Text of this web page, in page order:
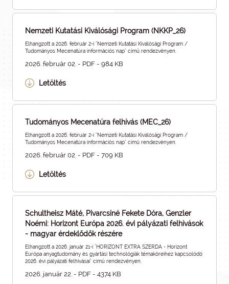
Nemzeti Kutatási Kiválósági Program (NKKP_26)
Elhangzott a 2026. február 2-i "Nemzeti Kutatási Kiválósági Program /
Tudományos Mecenatúra információs nap" című rendezvényen.
2026. február 02. - PDF - 984 KB
Letöltés
Tudományos Mecenatúra felhívás (MEC_26)
Elhangzott a 2026. február 2-i "Nemzeti Kutatási Kiválósági Program /
Tudományos Mecenatúra információs nap" című rendezvényen.
2026. február 02. - PDF - 709 KB
Letöltés
Schultheisz Máté, Pivarcsiné Fekete Dóra, Genzler
Noémi: Horizont Európa 2026. évi pályázati felhívások
- magyar érdeklődők részére
Elhangzott a 2026. január 21-i "HORIZONT EXTRA SZERDA - Horizont
Európa anyagtudomány és gyártási technológiák témaköreihez kapcsolódó
2026. évi pályázati felhívásai" című rendezvényen.
2026. január 22. - PDF - 4374 KB